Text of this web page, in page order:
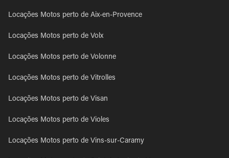
Locações Motos perto de Aix-en-Provence
Locações Motos perto de Volx
Locações Motos perto de Volonne
Locações Motos perto de Vitrolles
Locações Motos perto de Visan
Locações Motos perto de Violes
Locações Motos perto de Vins-sur-Caramy